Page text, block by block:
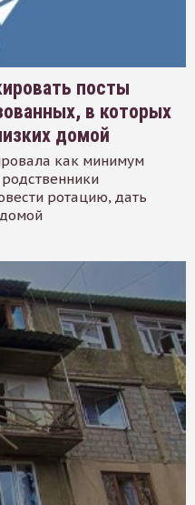
посты
в которых
домой
как минимум
ротацию, дать